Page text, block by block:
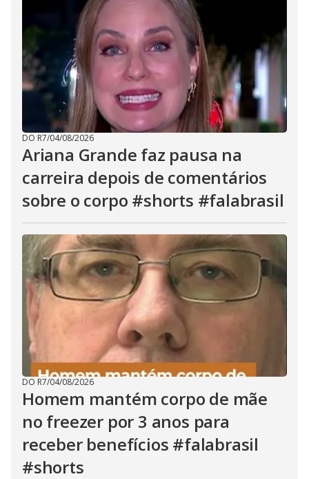
DO R7/04/08/2026
Ariana Grande faz pausa na
carreira depois de comentários
sobre o corpo #shorts #falabrasil
DO R7/04/08/2026
Homem mantém corpo de mãe
no freezer por 3 anos para
receber benefícios #falabrasil
#shorts